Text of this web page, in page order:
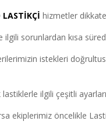
LASTİKÇİ hizmetler dikkate
sorunlardan kısa
istekleri
ilgili çeşitli
ekiplerimiz öncelikle